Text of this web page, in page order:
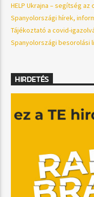
HELP Ukrajna – segítség
Spanyolországi hírek,
Tájékoztató a covid-
Spanyolországi besorolási
HIRDETÉS